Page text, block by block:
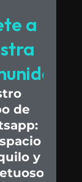
a
de
y